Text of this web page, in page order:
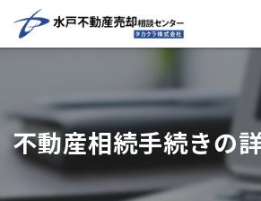
不動産相続手続きの